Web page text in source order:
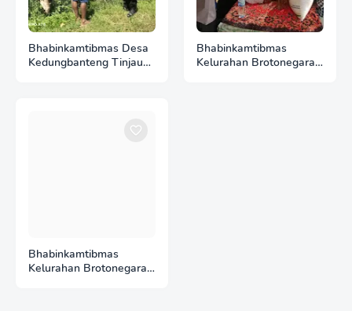
Bhabinkamtibmas Desa
Kedungbanteng Tinjau
Bhabinkamtibmas
Kelurahan Brotonegaran
Bhabinkamtibmas
Kelurahan Brotonegaran